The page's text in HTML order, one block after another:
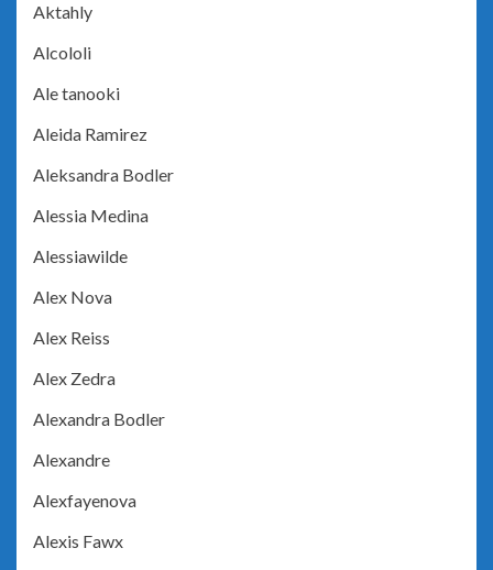
Aktahly
Alcololi
Ale tanooki
Aleida Ramirez
Aleksandra Bodler
Alessia Medina
Alessiawilde
Alex Nova
Alex Reiss
Alex Zedra
Alexandra Bodler
Alexandre
Alexfayenova
Alexis Fawx